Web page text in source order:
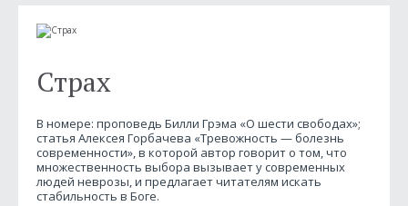
Страх
В номере: проповедь Билли Грэма «О шести свободах»;
статья Алексея Горбачева «Тревожность — болезнь
современности», в которой автор говорит о том, что
множественность выбора вызывает у современных
людей неврозы, и предлагает читателям искать
стабильность в Боге.